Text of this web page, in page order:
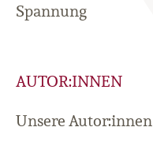
Spannung
AUTOR:INNEN
Unsere Autor:innen